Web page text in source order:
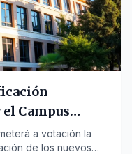
Campus
a votación la
de los nuevos